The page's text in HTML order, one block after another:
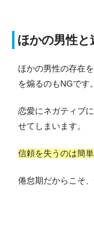
ほかの男性と
ほかの男性の存在
を煽るのもNGです。
恋愛にネガティブ
せてしまいます。
信頼を失うのは簡
倦怠期だからこそ